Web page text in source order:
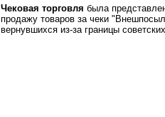
Чековая торговля была
продажу товаров за чеки
вернувшихся из-за границы